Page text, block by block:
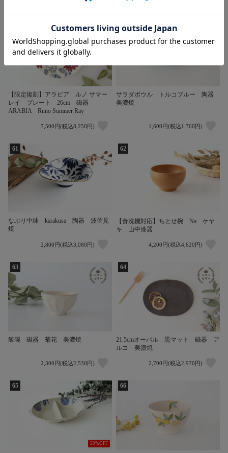
【限定復刻】アラビア ルノ サマー
レイ プレート 26cm 磁器
ARABIA Runo Summer Ray
7,500円(税込8,250円)
サラダボウル トルコブルー 陶器
美濃焼
1,600円(税込1,760円)
61
なぶり中鉢 karakusa 陶器 波佐見
焼
2,800円(税込3,080円)
62
【食洗機対応】ちとせ椀 Na ケヤ
キ 山中漆器
4,200円(税込4,620円)
63
飯碗 磁器 菊花 美濃焼
2,300円(税込2,530円)
64
21.5cmオーバル 黒マット 磁器 ア
ルコ 美濃焼
2,700円(税込2,970円)
20%OFF
65 66